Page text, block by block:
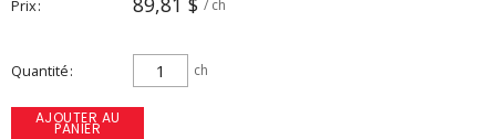
Prix / ch
Quantité ch
AJOUTER AU
PANIER